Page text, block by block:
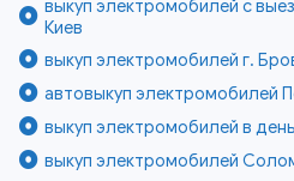
выкуп электромобилей с
Киев
выкуп электромобилей г.
автовыкуп электромобилей
выкуп электромобилей в
выкуп электромобилей